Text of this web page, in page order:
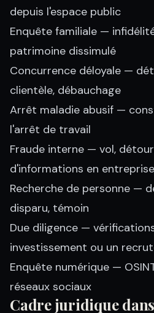
depuis l'espace public
Enquête familiale —
patrimoine dissimulé
Concurrence déloyale —
clientèle, débauchage
Arrêt maladie abusif —
l'arrêt de travail
Fraude interne — vol,
d'informations en entreprise
Recherche de personne —
disparu, témoin
Due diligence —
investissement ou un
Enquête numérique —
réseaux sociaux
Cadre juridique